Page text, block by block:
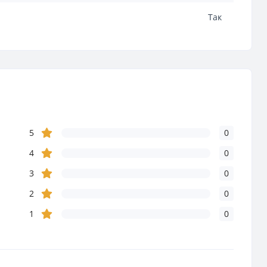
Так
5
0
4
0
3
0
2
0
1
0